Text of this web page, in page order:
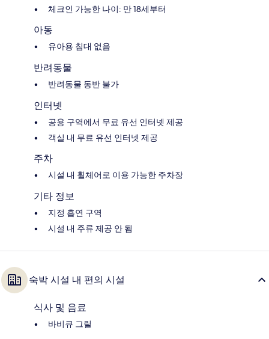
체크인 가능한 나이: 만 18세부터
아동
유아용 침대 없음
반려동물
반려동물 동반 불가
인터넷
공용 구역에서 무료 유선 인터넷 제공
객실 내 무료 유선 인터넷 제공
주차
시설 내 휠체어로 이용 가능한 주차장
기타 정보
지정 흡연 구역
시설 내 주류 제공 안 됨
숙박 시설 내 편의 시설
식사 및 음료
바비큐 그릴